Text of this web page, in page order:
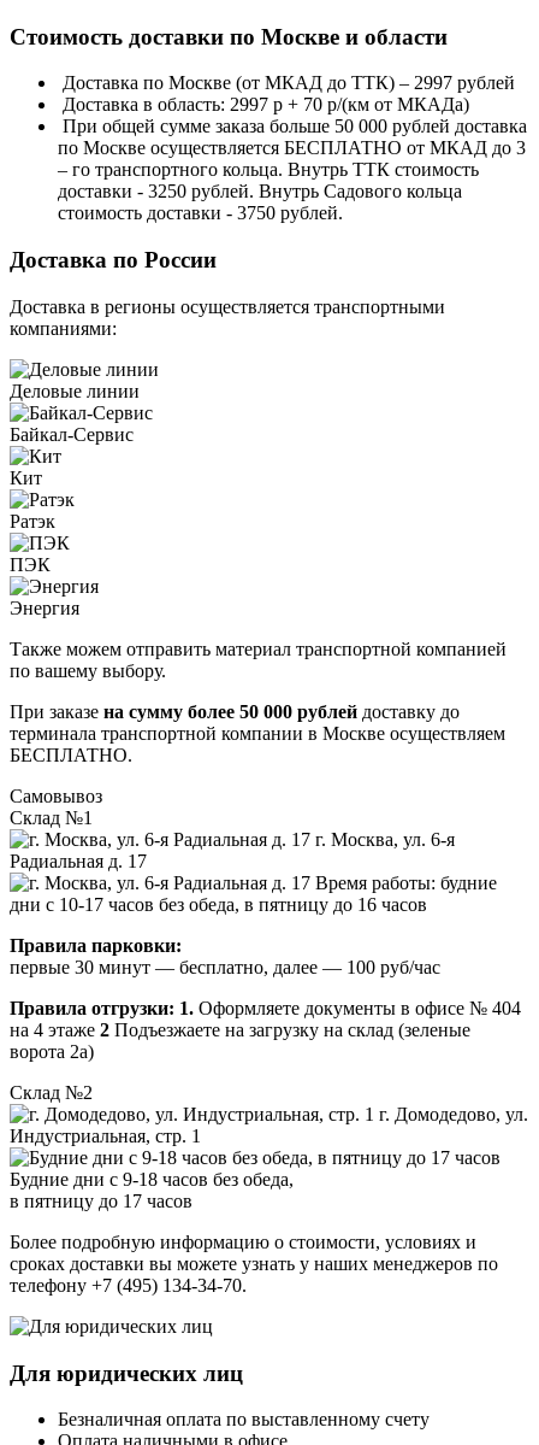
Стоимость доставки по Москве и области
Доставка по Москве (от МКАД до ТТК) – 2997 рублей
Доставка в область: 2997 р + 70 р/(км от МКАДа)
При общей сумме заказа больше 50 000 рублей доставка
по Москве осуществляется БЕСПЛАТНО от МКАД до 3
– го транспортного кольца. Внутрь ТТК стоимость
доставки - 3250 рублей. Внутрь Садового кольца
стоимость доставки - 3750 рублей.
Доставка по России
Доставка в регионы осуществляется транспортными
компаниями:
Деловые линии
Байкал-Сервис
Кит
Ратэк
ПЭК
Энергия
Также можем отправить материал транспортной компанией
по вашему выбору.
При заказе на сумму более 50 000 рублей доставку до
терминала транспортной компании в Москве осуществляем
БЕСПЛАТНО.
Самовывоз
Склад №1
г. Москва, ул. 6-я
Радиальная д. 17
Время работы: будние
дни с 10-17 часов без обеда, в пятницу до 16 часов
Правила парковки:
первые 30 минут — бесплатно, далее — 100 руб/час
Правила отгрузки: 1. Оформляете документы в офисе № 404
на 4 этаже 2 Подъезжаете на загрузку на склад (зеленые
ворота 2а)
Склад №2
г. Домодедово, ул.
Индустриальная, стр. 1
Будние дни с 9-18 часов без обеда,
в пятницу до 17 часов
Более подробную информацию о стоимости, условиях и
сроках доставки вы можете узнать у наших менеджеров по
телефону +7 (495) 134-34-70.
Для юридических лиц
Безналичная оплата по выставленному счету